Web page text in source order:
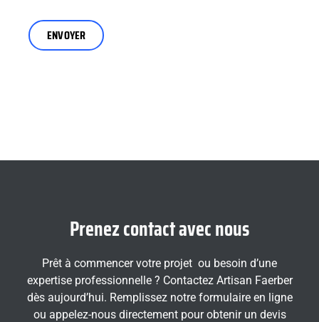
Prenez contact avec nous
Prêt à commencer votre projet ou besoin d’une
expertise professionnelle ? Contactez Artisan Faerber
dès aujourd’hui. Remplissez notre formulaire en ligne
ou appelez-nous directement pour obtenir un devis